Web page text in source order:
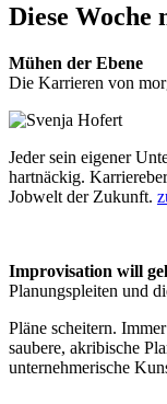
Diese Woche
Mühen der Ebene
Die Karrieren von
Jeder sein eigener
hartnäckig.
Jobwelt der Zukunft.
Improvisation will
Planungspleiten und
Pläne scheitern.
saubere, akribische
unternehmerische